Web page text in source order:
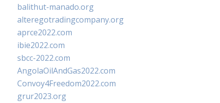
balithut-manado.org
alteregotradingcompany.org
aprce2022.com
ibie2022.com
sbcc-2022.com
AngolaOilAndGas2022.com
Convoy4Freedom2022.com
grur2023.org